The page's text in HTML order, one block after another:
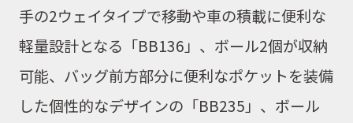
手の2ウェイタイプで移動や車の積載に便利な
軽量設計となる 「BB136」 、 ボール2個が収納
可能、バッグ前方部分に便利なポケットを装備
した個性的なデザインの 「BB235」 、ボール